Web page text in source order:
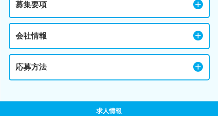
募集要項
会社情報
応募方法
求人情報